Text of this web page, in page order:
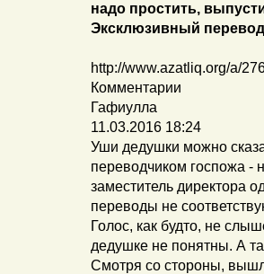
надо простить,
Эксклюзивный перевод
http://www.azatliq.org/a/
Комментарии
Гафиулла
11.03.2016 18:24
Уши дедушки можно
переводчиком госпожа -
заместитель директора
переводы не
Голос, как будто, не
дедушке не понятны. А
Смотря со стороны,